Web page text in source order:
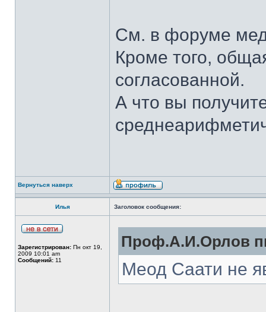
См. в форуме
Кроме того,
согласованной.
А что вы
Вернуться наверх
Илья Заголовок сообщения:
Зарегистрирован: Пн окт 19,
2009 10:01 am
Сообщений: 11
Проф.А.И.Орлов
Меод Саати не